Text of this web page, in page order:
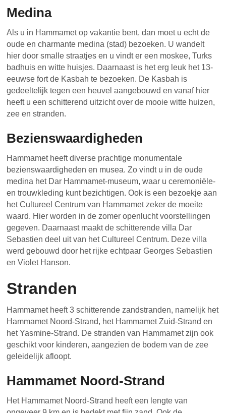
Medina
Als u in Hammamet op vakantie bent, dan moet u echt de
oude en charmante medina (stad) bezoeken. U wandelt
hier door smalle straatjes en u vindt er een moskee, Turks
badhuis en witte huisjes. Daarnaast is het erg leuk het 13-
eeuwse fort de Kasbah te bezoeken. De Kasbah is
gedeeltelijk tegen een heuvel aangebouwd en vanaf hier
heeft u een schitterend uitzicht over de mooie witte huizen,
zee en stranden.
Bezienswaardigheden
Hammamet heeft diverse prachtige monumentale
bezienswaardigheden en musea. Zo vindt u in de oude
medina het Dar Hammamet-museum, waar u ceremoniële-
en trouwkleding kunt bezichtigen. Ook is een bezoekje aan
het Cultureel Centrum van Hammamet zeker de moeite
waard. Hier worden in de zomer openlucht voorstellingen
gegeven. Daarnaast maakt de schitterende villa Dar
Sebastien deel uit van het Cultureel Centrum. Deze villa
werd gebouwd door het rijke echtpaar Georges Sebastien
en Violet Hanson.
Stranden
Hammamet heeft 3 schitterende zandstranden, namelijk het
Hammamet Noord-Strand, het Hammamet Zuid-Strand en
het Yasmine-Strand. De stranden van Hammamet zijn ook
geschikt voor kinderen, aangezien de bodem van de zee
geleidelijk afloopt.
Hammamet Noord-Strand
Het Hammamet Noord-Strand heeft een lengte van